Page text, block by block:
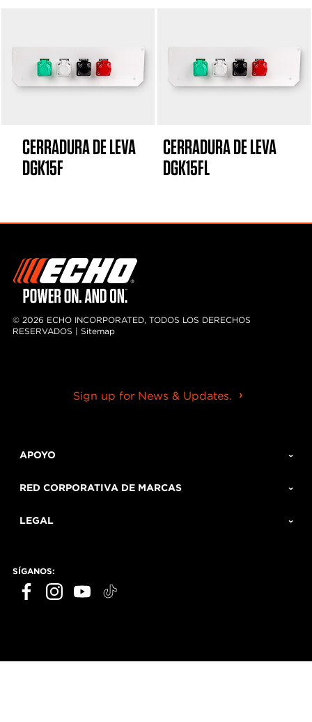
CERRADURA DE LEVA
DGK15F
CERRADURA DE LEVA
DGK15FL
© 2026 ECHO INCORPORATED, TODOS LOS DERECHOS
RESERVADOS | Sitemap
Sign up for News & Updates.
APOYO
RED CORPORATIVA DE MARCAS
LEGAL
SÍGANOS: